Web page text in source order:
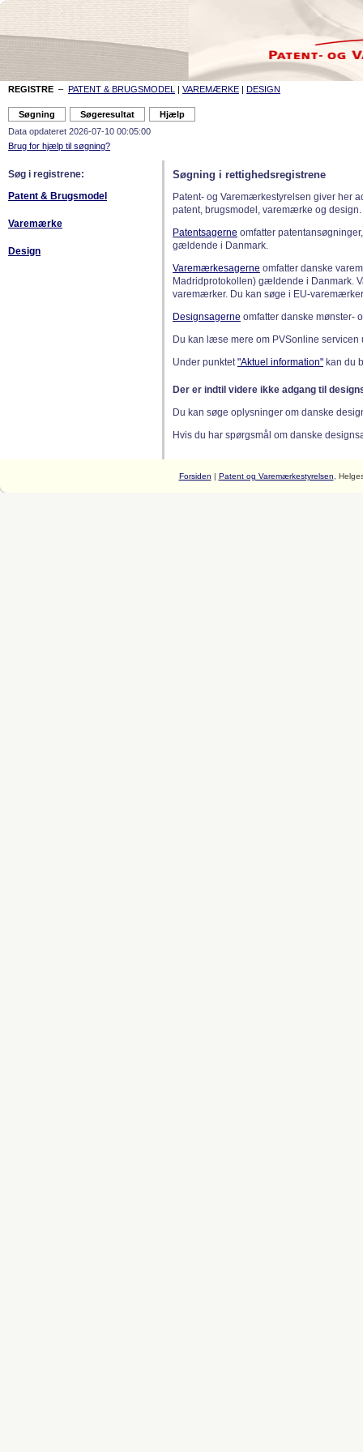
REGISTRE – PATENT & BRUGSMODEL | VAREMÆRKE | DESIGN
Data opdateret 2026-07-10 00:05:00
Brug for hjælp til søgning?
Søg i registrene:
Patent & Brugsmodel
Varemærke
Design
Søgning i rettighedsregistrene
Patent- og Varemærkestyrelsen giver her
patent, brugsmodel, varemærke og design.
Patentsagerne omfatter
gældende i Danmark.
Varemærkesagerne omfatter danske
Madridprotokollen) gældende i Danmark.
varemærker. Du kan søge i EU-
Designsagerne omfatter danske mønster-
Du kan læse mere om PVSonline
Under punktet"Aktuel information" kan du
Der er indtil videre ikke adgang til
Du kan søge oplysninger om danske
Hvis du har spørgsmål om danske
Forsiden | Patent og Varemærkestyrelsen ,